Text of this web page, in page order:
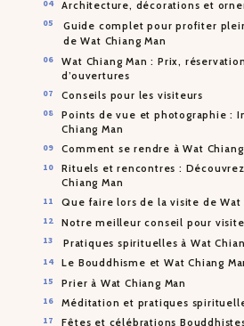
Architecture, décorations et
Guide complet pour profiter
de Wat Chiang Man
Wat Chiang Man : Prix,
d’ouvertures
Conseils pour les visiteurs
Points de vue et photographie :
Chiang Man
Comment se rendre à Wat Chiang
Rituels et rencontres : Découvrez
Chiang Man
Que faire lors de la visite de Wat
Notre meilleur conseil pour
Pratiques spirituelles à Wat
Le Bouddhisme et Wat Chiang
Prier à Wat Chiang Man
Méditation et pratiques
Fêtes et célébrations